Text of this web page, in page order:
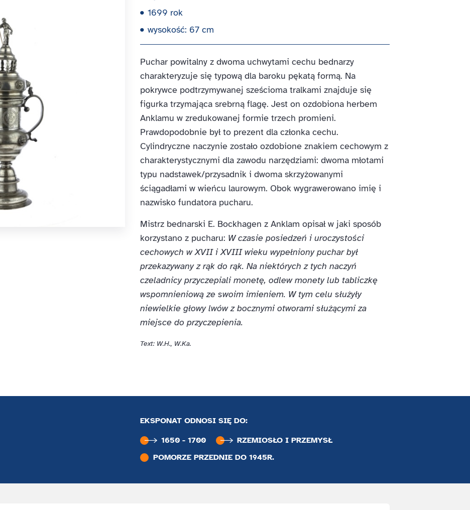
1699 rok
wysokość: 67 cm
Puchar powitalny z dwoma uchwytami cechu bednarzy
charakteryzuje się typową dla baroku pękatą formą. Na
pokrywce podtrzymywanej sześcioma tralkami znajduje się
figurka trzymająca srebrną flagę. Jest on ozdobiona herbem
Anklamu w zredukowanej formie trzech promieni.
Prawdopodobnie był to prezent dla członka cechu.
Cylindryczne naczynie zostało ozdobione znakiem cechowym z
charakterystycznymi dla zawodu narzędziami: dwoma młotami
typu nadstawek/przysadnik i dwoma skrzyżowanymi
ściągadłami w wieńcu laurowym. Obok wygrawerowano imię i
nazwisko fundatora pucharu.
Mistrz bednarski E. Bockhagen z Anklam opisał w jaki sposób
korzystano z pucharu: W czasie posiedzeń i uroczystości
cechowych w XVII i XVIII wieku wypełniony puchar był
przekazywany z rąk do rąk. Na niektórych z tych naczyń
czeladnicy przyczepiali monetę, odlew monety lub tabliczkę
wspomnieniową ze swoim imieniem. W tym celu służyły
niewielkie głowy lwów z bocznymi otworami służącymi za
miejsce do przyczepienia.
Text: W.H., W.Ka.
EKSPONAT ODNOSI SIĘ DO:
1650 - 1700
RZEMIOSŁO I PRZEMYSŁ
POMORZE PRZEDNIE DO 1945R.